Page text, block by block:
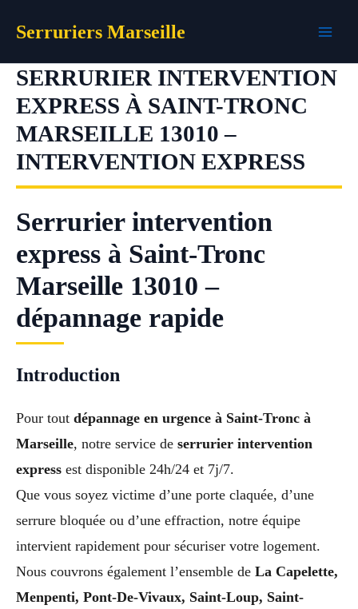
Serruriers Marseille
SERRURIER INTERVENTION
EXPRESS À SAINT-TRONC
MARSEILLE 13010 –
INTERVENTION EXPRESS
Serrurier intervention
express à Saint-Tronc
Marseille 13010 –
dépannage rapide
Introduction
Pour tout dépannage en urgence à Saint-Tronc à
Marseille, notre service de serrurier intervention
express est disponible 24h/24 et 7j/7.
Que vous soyez victime d’une porte claquée, d’une
serrure bloquée ou d’une effraction, notre équipe
intervient rapidement pour sécuriser votre logement.
Nous couvrons également l’ensemble de La Capelette,
Menpenti, Pont-De-Vivaux, Saint-Loup, Saint-